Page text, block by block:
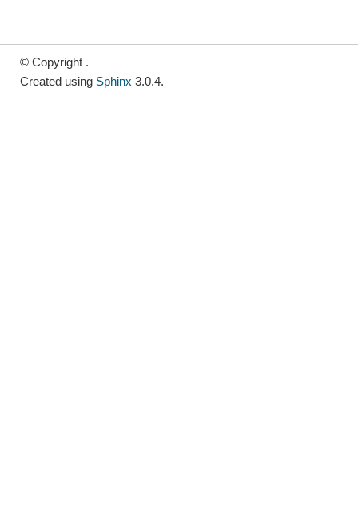
© Copyright .
Created using Sphinx 3.0.4.